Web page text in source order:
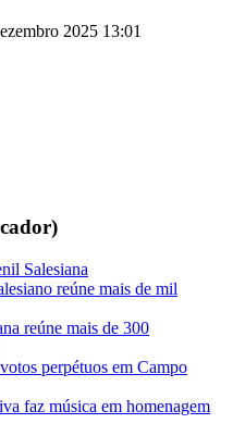
2025 13:01
Salesiana
reúne mais de mil
reúne mais de 300
perpétuos em Campo
faz música em homenagem